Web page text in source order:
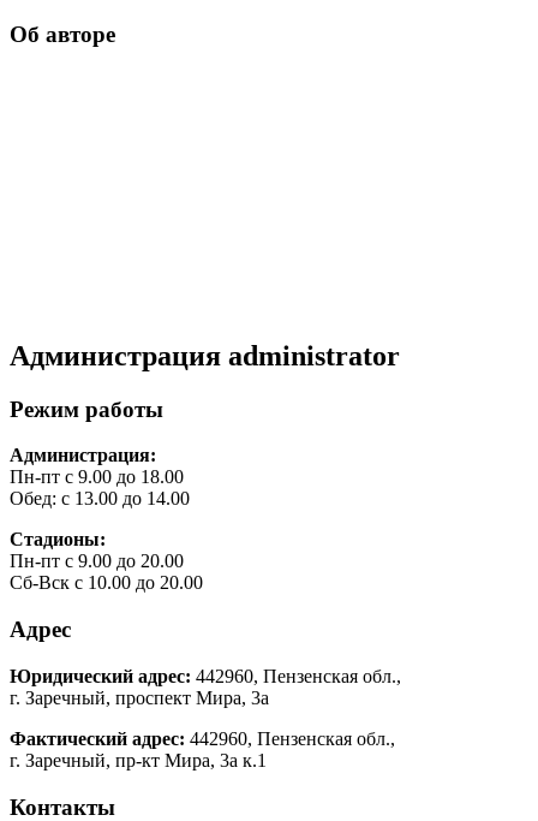
Об авторе
Администрация administrator
Режим работы
Администрация:
Пн-пт с 9.00 до 18.00
Обед: с 13.00 до 14.00
Стадионы:
Пн-пт с 9.00 до 20.00
Сб-Вск с 10.00 до 20.00
Адрес
Юридический адрес: 442960, Пензенская обл.,
г. Заречный, проспект Мира, 3а
Фактический адрес: 442960, Пензенская обл.,
г. Заречный, пр-кт Мира, 3а к.1
Контакты